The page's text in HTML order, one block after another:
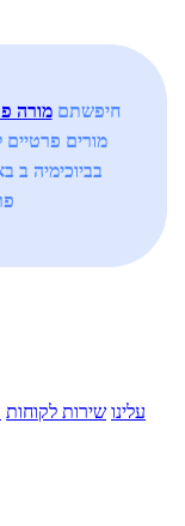
חיפשתםמורה
מורים פרטיים
בביוכימיה ב
עלינו שירות לקוחות